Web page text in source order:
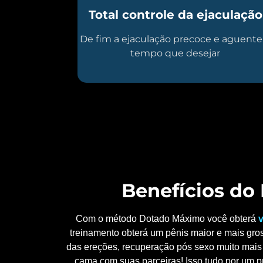
Total controle da ejaculação
De fim a ejaculação precoce e
tempo que desejar
Benefícios do
Com o método Dotado Máximo você obterá
treinamento obterá um pênis maior e mais
das ereções, recuperação pós sexo muito
cama com suas parceiras! Isso tudo por um